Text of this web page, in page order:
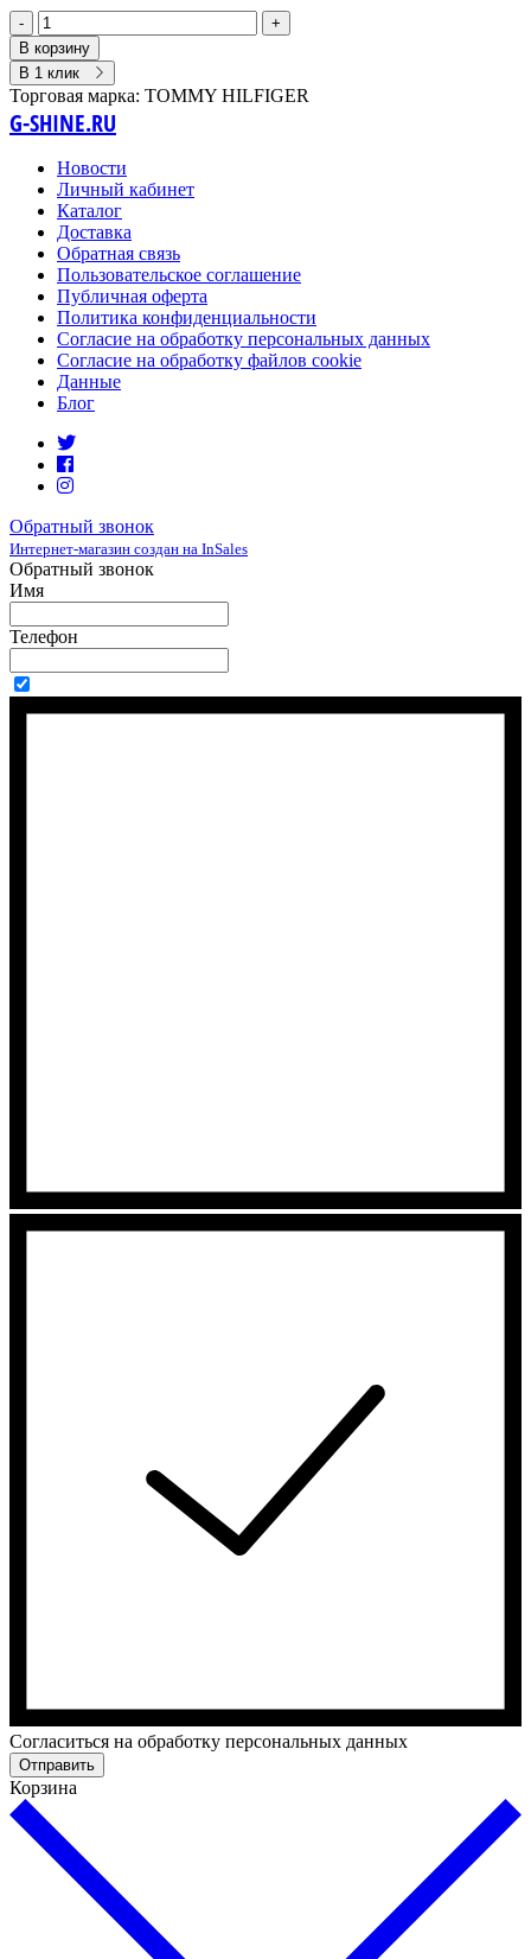
-
+
В корзину
В 1 клик
Торговая марка: TOMMY HILFIGER
G-SHINE.RU
Новости
Личный кабинет
Каталог
Доставка
Обратная связь
Пользовательское соглашение
Публичная оферта
Политика конфиденциальности
Согласие на обработку персональных данных
Согласие на обработку файлов cookie
Данные
Блог
Обратный звонок
Интернет-магазин создан на InSales
Обратный звонок
Имя
Телефон
Cогласиться на обработку персональных данных
Отправить
Корзина